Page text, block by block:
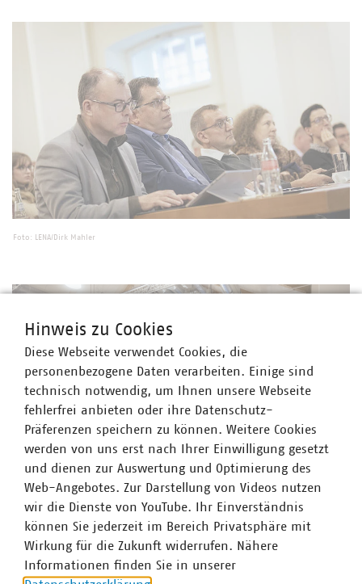
Foto: LENA/Dirk Mahler
Foto: LENA/Dirk Mahler
Hinweis zu Cookies
Diese Webseite verwendet Cookies, die
personenbezogene Daten verarbeiten. Einige sind
technisch notwendig, um Ihnen unsere Webseite
fehlerfrei anbieten oder ihre Datenschutz-
Präferenzen speichern zu können. Weitere Cookies
werden von uns erst nach Ihrer Einwilligung gesetzt
und dienen zur Auswertung und Optimierung des
Web-Angebotes. Zur Darstellung von Videos nutzen
wir die Dienste von YouTube. Ihr Einverständnis
können Sie jederzeit im Bereich Privatsphäre mit
Wirkung für die Zukunft widerrufen. Nähere
Informationen finden Sie in unserer